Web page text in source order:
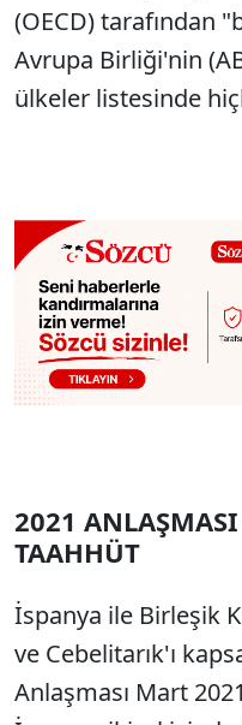
(OECD) tarafından
Avrupa Birliği'nin
ülkeler listesinde
2021
TAAHHÜT
İspanya ile Birleşik
ve Cebelitarık'ı
Anlaşması Mart